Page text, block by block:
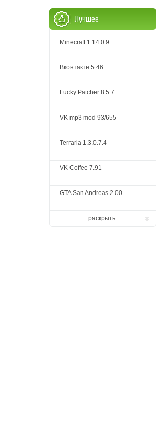
Лучшее
Minecraft 1.14.0.9
Вконтакте 5.46
Lucky Patcher 8.5.7
VK mp3 mod 93/655
Terraria 1.3.0.7.4
VK Coffee 7.91
GTA San Andreas 2.00
раскрыть